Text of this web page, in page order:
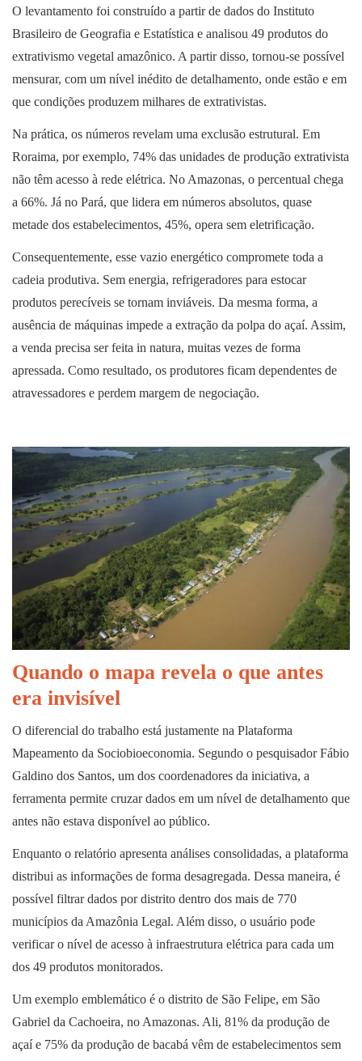
O levantamento foi construído a partir de dados do Instituto
Brasileiro de Geografia e Estatística e analisou 49 produtos do
extrativismo vegetal amazônico. A partir disso, tornou-se possível
mensurar, com um nível inédito de detalhamento, onde estão e em
que condições produzem milhares de extrativistas.
Na prática, os números revelam uma exclusão estrutural. Em
Roraima, por exemplo, 74% das unidades de produção extrativista
não têm acesso à rede elétrica. No Amazonas, o percentual chega
a 66%. Já no Pará, que lidera em números absolutos, quase
metade dos estabelecimentos, 45%, opera sem eletrificação.
Consequentemente, esse vazio energético compromete toda a
cadeia produtiva. Sem energia, refrigeradores para estocar
produtos perecíveis se tornam inviáveis. Da mesma forma, a
ausência de máquinas impede a extração da polpa do açaí. Assim,
a venda precisa ser feita in natura, muitas vezes de forma
apressada. Como resultado, os produtores ficam dependentes de
atravessadores e perdem margem de negociação.
Quando o mapa revela o que antes
era invisível
O diferencial do trabalho está justamente na Plataforma
Mapeamento da Sociobioeconomia. Segundo o pesquisador Fábio
Galdino dos Santos, um dos coordenadores da iniciativa, a
ferramenta permite cruzar dados em um nível de detalhamento que
antes não estava disponível ao público.
Enquanto o relatório apresenta análises consolidadas, a plataforma
distribui as informações de forma desagregada. Dessa maneira, é
possível filtrar dados por distrito dentro dos mais de 770
municípios da Amazônia Legal. Além disso, o usuário pode
verificar o nível de acesso à infraestrutura elétrica para cada um
dos 49 produtos monitorados.
Um exemplo emblemático é o distrito de São Felipe, em São
Gabriel da Cachoeira, no Amazonas. Ali, 81% da produção de
açaí e 75% da produção de bacabá vêm de estabelecimentos sem